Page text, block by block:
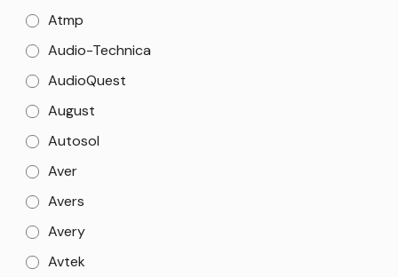
Atmp
Audio-Technica
AudioQuest
August
Autosol
Aver
Avers
Avery
Avtek